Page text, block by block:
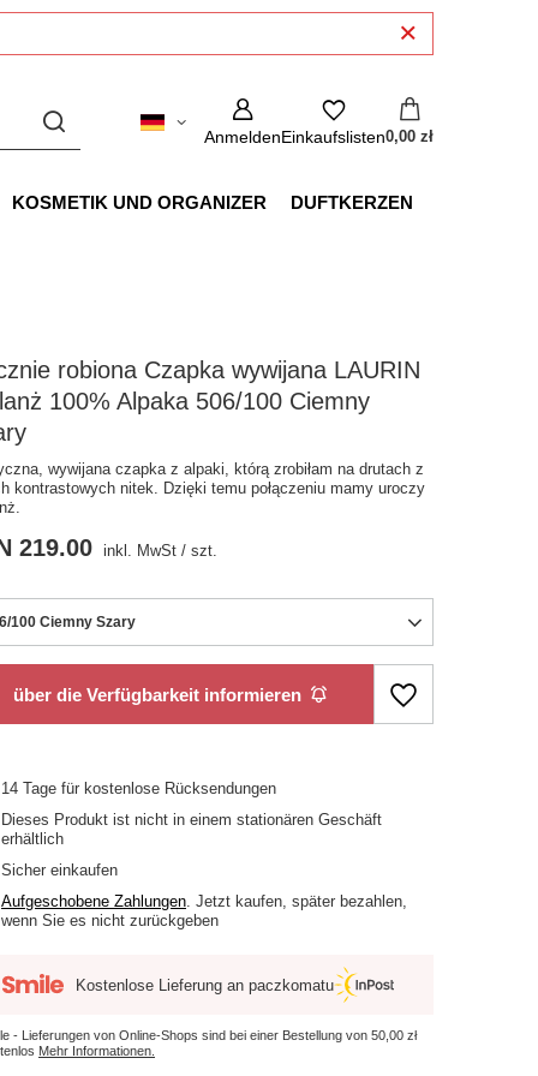
AnmeldenEinkaufslisten0,00 zł
KOSMETIK UND ORGANIZER DUFTKERZEN
robiona Czapka wywijana LAURIN
100% Alpaka 506/100 Ciemny
wywijana czapka z alpaki, którą zrobiłam na drutach z
kontrastowych nitek. Dzięki temu połączeniu mamy uroczy
100 Ciemny Szary
219.00 inkl. MwSt /szt.
über die Verfügbarkeit informieren
14 Tage für kostenlose Rücksendungen
Dieses Produkt ist nicht in einem stationären Geschäft
erhältlich
Sicher einkaufen
Aufgeschobene Zahlungen. Jetzt kaufen, später bezahlen,
wenn Sie es nicht zurückgeben
Kostenlose Lieferung an paczkomatu
- Lieferungen von Online-Shops sind bei einer Bestellung von50,00 zł
Mehr Informationen.